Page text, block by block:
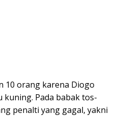
10 orang karena Diogo
Pada babak tos-
penalti yang gagal, yakni